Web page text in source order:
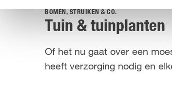
BOMEN, STRUIKEN & CO.
Tuin & tuinplanten
Of het nu gaat over een
heeft verzorging nodig en